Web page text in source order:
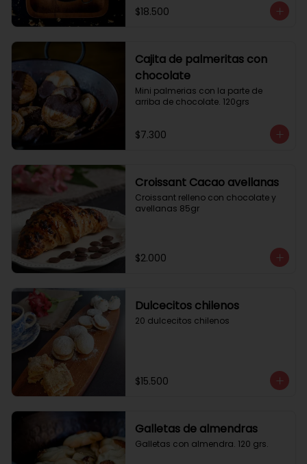
$18.500
Cajita de palmeritas con
chocolate
Mini palmerias con la parte de
arriba de chocolate. 120grs
$7.300
Croissant Cacao avellanas
Croissant relleno con chocolate y
avellanas 85gr
$2.000
Dulcecitos chilenos
20 dulcecitos chilenos
$15.500
Galletas de almendras
Galletas con almendra. 120 grs.